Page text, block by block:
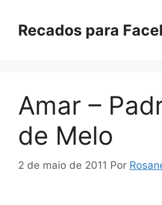
paraRecados para
Amar –
de Melo
2 de maio de 2011 Por